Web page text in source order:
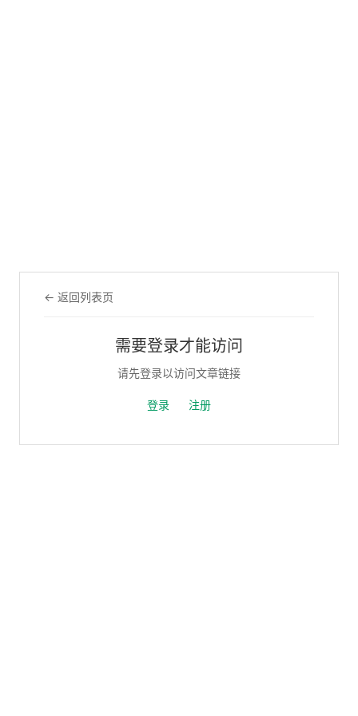
← 返回列表页
需要登录才能访问
请先登录以访问文章链接
登录 注册